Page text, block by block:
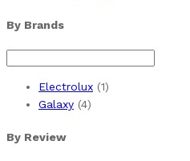
By Brands
Electrolux (1)
Galaxy (4)
By Review